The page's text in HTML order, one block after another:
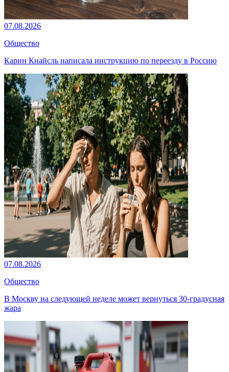
07.08.2026
Общество
Карин Кнайсль написала инструкцию по переезду в Россию
07.08.2026
Общество
В Москву на следующей неделе может вернуться 30-градусная
жара